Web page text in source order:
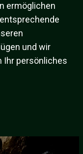
ermöglichen
und wir
Ihr persönliches